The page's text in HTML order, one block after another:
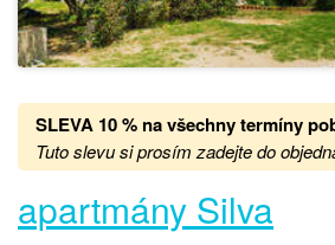
SLEVA 10 % na všechny termíny
Tuto slevu si prosím zadejte do
apartmány Silva